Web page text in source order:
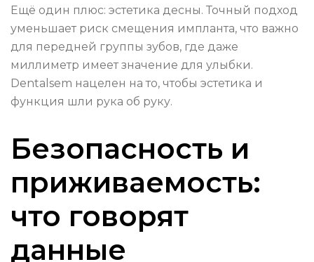
Ещё один плюс: эстетика десны. Точный подход
уменьшает риск смещения импланта, что важно
для передней группы зубов, где даже
миллиметр имеет значение для улыбки.
Dentalsem нацелен на то, чтобы эстетика и
функция шли рука об руку.
Безопасность и
приживаемость:
что говорят
данные